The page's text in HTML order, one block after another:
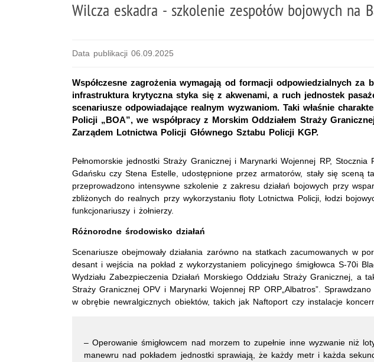
Wilcza eskadra - szkolenie zespołów bojowych na
Data publikacji 06.09.2025
Współczesne zagrożenia wymagają od formacji odpowiedzialnych
infrastruktura krytyczna styka się z akwenami, a ruch jednostek
scenariusze odpowiadające realnym wyzwaniom. Taki właśnie
Policji „BOA”, we współpracy z Morskim Oddziałem Straży
Zarządem Lotnictwa Policji Głównego Sztabu Policji KGP.
Pełnomorskie jednostki Straży Granicznej i Marynarki Wojennej RP,
Gdańsku czy Stena Estelle, udostępnione przez armatorów, stały się
przeprowadzono intensywne szkolenie z zakresu działań bojowych przy
zbliżonych do realnych przy wykorzystaniu floty Lotnictwa Policji, łodzi
funkcjonariuszy i żołnierzy.
Różnorodne środowisko działań
Scenariusze obejmowały działania zarówno na statkach zacumowanych w
desant i wejścia na pokład z wykorzystaniem policyjnego śmigłowca S-70i
Wydziału Zabezpieczenia Działań Morskiego Oddziału Straży Granicznej, a
Straży Granicznej OPV i Marynarki Wojennej RP ORP„Albatros”.
w obrębie newralgicznych obiektów, takich jak Naftoport czy instalacje
– Operowanie śmigłowcem nad morzem to zupełnie inne wyzwanie niż
manewru nad pokładem jednostki sprawiają, że każdy metr i każda